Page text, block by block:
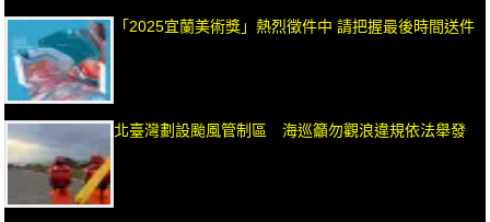
「2025宜蘭美術獎」熱烈徵件中 請把握最後時間送件
北臺灣劃設颱風管制區 海巡籲勿觀浪違規依法舉發